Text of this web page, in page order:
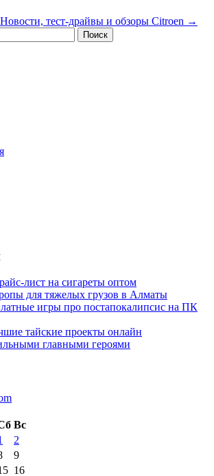
Новости, тест-драйвы и обзоры Citroen →
лист на сигареты оптом
для тяжелых грузов в Алматы
игры про постапокалипсис на ПК
тайские проекты онлайн
главными героями
Вс
2
9
16